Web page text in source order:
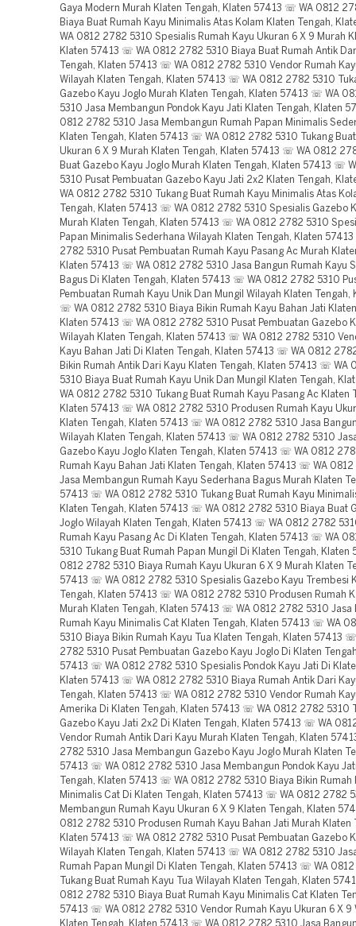
Gaya Modern Murah Klaten Tengah, Klaten 57413 ☏ WA 0812
Biaya Buat Rumah Kayu Minimalis Atas Kolam Klaten Tengah,
WA 0812 2782 5310 Spesialis Rumah Kayu Ukuran 6 X 9 Murah
Klaten 57413 ☏ WA 0812 2782 5310 Biaya Buat Rumah Antik
Tengah, Klaten 57413 ☏ WA 0812 2782 5310 Vendor Rumah
Wilayah Klaten Tengah, Klaten 57413 ☏ WA 0812 2782 5310
Gazebo Kayu Joglo Murah Klaten Tengah, Klaten 57413 ☏ WA
5310 Jasa Membangun Pondok Kayu Jati Klaten Tengah, Klaten
0812 2782 5310 Jasa Membangun Rumah Papan Minimalis
Klaten Tengah, Klaten 57413 ☏ WA 0812 2782 5310 Tukang
Ukuran 6 X 9 Murah Klaten Tengah, Klaten 57413 ☏ WA 0812
Buat Gazebo Kayu Joglo Murah Klaten Tengah, Klaten 57413 ☏
5310 Pusat Pembuatan Gazebo Kayu Jati 2x2 Klaten Tengah,
WA 0812 2782 5310 Tukang Buat Rumah Kayu Minimalis Atas
Tengah, Klaten 57413 ☏ WA 0812 2782 5310 Spesialis Gazebo
Murah Klaten Tengah, Klaten 57413 ☏ WA 0812 2782 5310
Papan Minimalis Sederhana Wilayah Klaten Tengah, Klaten
2782 5310 Pusat Pembuatan Rumah Kayu Pasang Ac Murah
Klaten 57413 ☏ WA 0812 2782 5310 Jasa Bangun Rumah Kayu
Bagus Di Klaten Tengah, Klaten 57413 ☏ WA 0812 2782 5310
Pembuatan Rumah Kayu Unik Dan Mungil Wilayah Klaten Tengah,
☏ WA 0812 2782 5310 Biaya Bikin Rumah Kayu Bahan Jati
Klaten 57413 ☏ WA 0812 2782 5310 Pusat Pembuatan Gazebo
Wilayah Klaten Tengah, Klaten 57413 ☏ WA 0812 2782 5310
Kayu Bahan Jati Di Klaten Tengah, Klaten 57413 ☏ WA 0812
Bikin Rumah Antik Dari Kayu Klaten Tengah, Klaten 57413 ☏ WA
5310 Biaya Buat Rumah Kayu Unik Dan Mungil Klaten Tengah,
WA 0812 2782 5310 Tukang Buat Rumah Kayu Pasang Ac Klaten
Klaten 57413 ☏ WA 0812 2782 5310 Produsen Rumah Kayu
Klaten Tengah, Klaten 57413 ☏ WA 0812 2782 5310 Jasa
Wilayah Klaten Tengah, Klaten 57413 ☏ WA 0812 2782 5310
Gazebo Kayu Joglo Klaten Tengah, Klaten 57413 ☏ WA 0812
Rumah Kayu Bahan Jati Klaten Tengah, Klaten 57413 ☏ WA
Jasa Membangun Rumah Kayu Sederhana Bagus Murah Klaten
57413 ☏ WA 0812 2782 5310 Tukang Buat Rumah Kayu
Klaten Tengah, Klaten 57413 ☏ WA 0812 2782 5310 Biaya Buat
Joglo Wilayah Klaten Tengah, Klaten 57413 ☏ WA 0812 2782
Rumah Kayu Pasang Ac Di Klaten Tengah, Klaten 57413 ☏ WA
5310 Tukang Buat Rumah Papan Mungil Di Klaten Tengah,
0812 2782 5310 Biaya Rumah Kayu Ukuran 6 X 9 Murah Klaten
57413 ☏ WA 0812 2782 5310 Spesialis Gazebo Kayu Trembesi
Tengah, Klaten 57413 ☏ WA 0812 2782 5310 Produsen Rumah
Murah Klaten Tengah, Klaten 57413 ☏ WA 0812 2782 5310 Jasa
Rumah Kayu Minimalis Cat Klaten Tengah, Klaten 57413 ☏ WA
5310 Biaya Bikin Rumah Kayu Tua Klaten Tengah, Klaten 57413
2782 5310 Pusat Pembuatan Gazebo Kayu Joglo Di Klaten
57413 ☏ WA 0812 2782 5310 Spesialis Pondok Kayu Jati Di
Klaten 57413 ☏ WA 0812 2782 5310 Biaya Rumah Antik Dari
Tengah, Klaten 57413 ☏ WA 0812 2782 5310 Vendor Rumah
Amerika Di Klaten Tengah, Klaten 57413 ☏ WA 0812 2782 5310
Gazebo Kayu Jati 2x2 Di Klaten Tengah, Klaten 57413 ☏ WA
Vendor Rumah Antik Dari Kayu Murah Klaten Tengah, Klaten
2782 5310 Jasa Membangun Gazebo Kayu Joglo Murah Klaten
57413 ☏ WA 0812 2782 5310 Jasa Membangun Pondok Kayu
Tengah, Klaten 57413 ☏ WA 0812 2782 5310 Biaya Bikin Rumah
Minimalis Cat Di Klaten Tengah, Klaten 57413 ☏ WA 0812 2782
Membangun Rumah Kayu Ukuran 6 X 9 Klaten Tengah, Klaten
0812 2782 5310 Produsen Rumah Kayu Bahan Jati Murah Klaten
Klaten 57413 ☏ WA 0812 2782 5310 Pusat Pembuatan Gazebo
Wilayah Klaten Tengah, Klaten 57413 ☏ WA 0812 2782 5310
Rumah Papan Mungil Di Klaten Tengah, Klaten 57413 ☏ WA
Tukang Buat Rumah Kayu Tua Wilayah Klaten Tengah, Klaten
0812 2782 5310 Biaya Buat Rumah Kayu Minimalis Cat Klaten
57413 ☏ WA 0812 2782 5310 Vendor Rumah Kayu Ukuran 6 X 9
Klaten Tengah, Klaten 57413 ☏ WA 0812 2782 5310 Jasa